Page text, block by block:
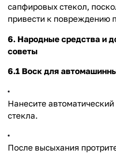
сапфировых стекол,
привести к повреждению
6. Народные средства и
советы
6.1 Воск для
Нанесите
стекла.
После высыхания